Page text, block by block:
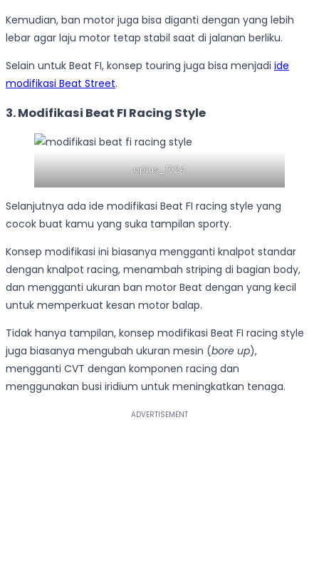
Kemudian, ban motor juga bisa diganti dengan yang lebih
lebar agar laju motor tetap stabil saat di jalanan berliku.
Selain untuk Beat FI, konsep touring juga bisa menjadi ide
modifikasi Beat Street.
3. Modifikasi Beat FI Racing Style
oplus_1024
Selanjutnya ada ide modifikasi Beat FI racing style yang
cocok buat kamu yang suka tampilan sporty.
Konsep modifikasi ini biasanya mengganti knalpot standar
dengan knalpot racing, menambah striping di bagian body,
dan mengganti ukuran ban motor Beat dengan yang kecil
untuk memperkuat kesan motor balap.
Tidak hanya tampilan, konsep modifikasi Beat FI racing style
juga biasanya mengubah ukuran mesin (bore up),
mengganti CVT dengan komponen racing dan
menggunakan busi iridium untuk meningkatkan tenaga.